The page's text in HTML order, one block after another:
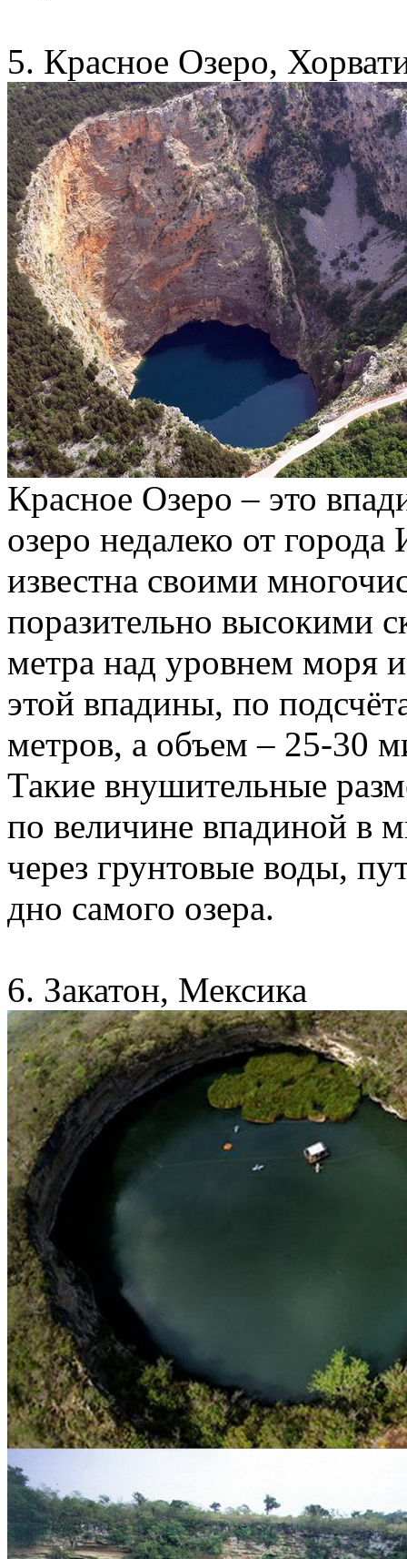
5. Красное Озеро,
Красное Озеро – это
озеро недалеко от
известна своими
поразительно высокими
метра над уровнем моря
этой впадины, по
метров, а объем – 25-30
Такие внушительные
по величине впадиной в
через грунтовые воды,
дно самого озера.
6. Закатон, Мексика